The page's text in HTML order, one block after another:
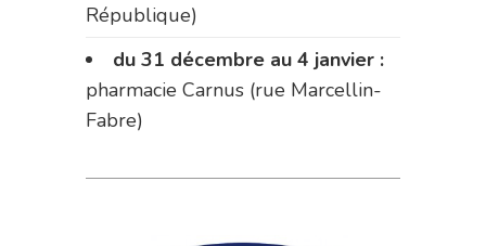
République)
du 31 décembre au 4 janvier :
pharmacie Carnus (rue Marcellin-
Fabre)